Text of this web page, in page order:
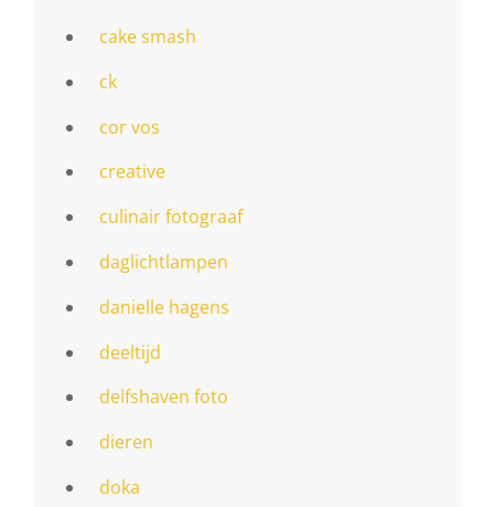
cake smash
ck
cor vos
creative
culinair fotograaf
daglichtlampen
danielle hagens
deeltijd
delfshaven foto
dieren
doka